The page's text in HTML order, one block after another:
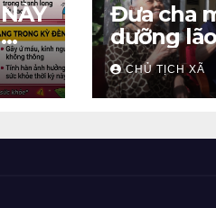
Đưa cha
dưỡng
chiến tâm
CHỦ TỊCH XÃ